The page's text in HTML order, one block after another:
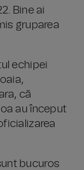
Bine ai
gruparea
echipei
că
au început
bucuros